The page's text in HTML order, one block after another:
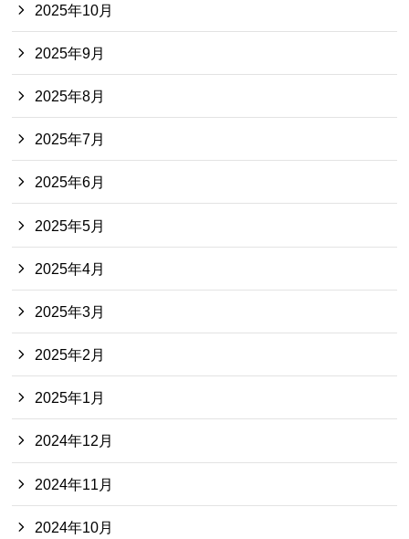
2025年10月
2025年9月
2025年8月
2025年7月
2025年6月
2025年5月
2025年4月
2025年3月
2025年2月
2025年1月
2024年12月
2024年11月
2024年10月